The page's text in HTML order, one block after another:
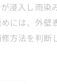
入し雨染
には、外
方法を判